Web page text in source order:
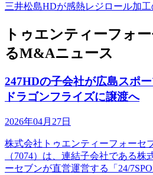
三井松島HDが感熱レジロール加
トゥエンティーフォ
るM&Aニュース
247HDの子会社が広島スポ
ドラゴンフライズに譲渡へ
2026年04月27日
株式会社トゥエンティーフォーセ
（7074）は、連結子会社である
ーセブンが直営運営する「24/